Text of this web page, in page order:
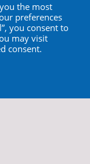
the most
preferences
you consent to
may visit
consent.